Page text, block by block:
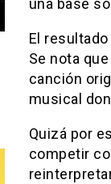
una base
El
Se nota
canción
musical
Quizá por
competir